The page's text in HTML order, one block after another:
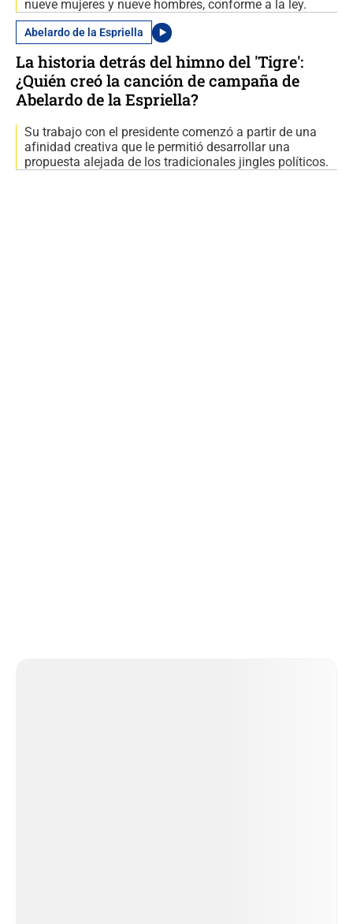
nueve mujeres y nueve hombres, conforme a la ley.
Abelardo de la Espriella
La historia detrás del himno del 'Tigre':
¿Quién creó la canción de campaña de
Abelardo de la Espriella?
Su trabajo con el presidente comenzó a partir de una
afinidad creativa que le permitió desarrollar una
propuesta alejada de los tradicionales jingles políticos.